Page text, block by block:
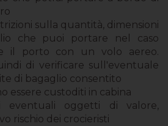
sulla quantità, dimensioni
che puoi portare nel caso
il porto con un volo aereo.
di verificare sull'eventuale
di bagaglio consentito
essere custoditi in cabina
eventuali oggetti di valore,
rischio dei crocieristi